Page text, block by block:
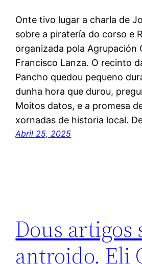
Onte tivo lugar a charla de
sobre a piratería do corso e
organizada pola Agrupación
Francisco Lanza. O recinto
Pancho quedou pequeno
dunha hora que durou,
Moitos datos, e a promesa
xornadas de historia local.
Abril 25, 2025
Dous artigos
antroido. Eli